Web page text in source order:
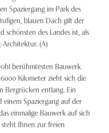
Spaziergang im Park des
blauen Dach gilt der
schönsten des Landes ist, als
Architektur. (A)
berühmtesten Bauwerk
Kilometer zieht sich die
Bergrücken entlang. Ein
Spaziergang auf der
einmalige Bauwerk auf sich
steht Ihnen zur freien